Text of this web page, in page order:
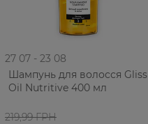
27 07 - 23 08
Шампунь для волосся Gliss
Oil Nutritive 400 мл
219,99 ГРН